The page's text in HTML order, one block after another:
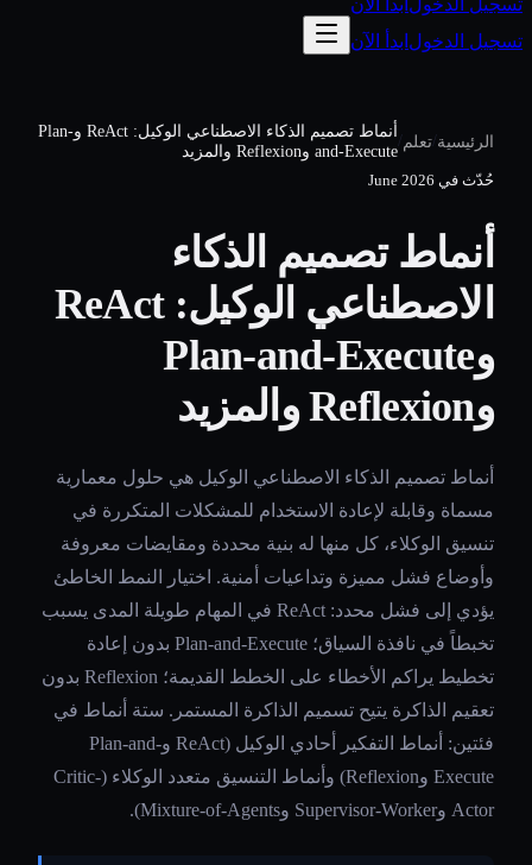
تسجيل الدخول ابدأ الآن
تسجيل الدخول ابدأ الآن
الرئيسية/تعلم /
أنماط تصميم الذكاء الاصطناعي الوكيل: ReAct وPlan-
and-Execute وReflexion والمزيد
حُدّث في June 2026
أنماط تصميم الذكاء
الاصطناعي الوكيل: ReAct
وPlan-and-Execute
وReflexion والمزيد
أنماط تصميم الذكاء الاصطناعي الوكيل هي حلول معمارية
مسماة وقابلة لإعادة الاستخدام للمشكلات المتكررة في
تنسيق الوكلاء، كل منها له بنية محددة ومقايضات معروفة
وأوضاع فشل مميزة وتداعيات أمنية. اختيار النمط الخاطئ
يؤدي إلى فشل محدد: ReAct في المهام طويلة المدى يسبب
تخبطاً في نافذة السياق؛ Plan-and-Execute بدون إعادة
تخطيط يراكم الأخطاء على الخطط القديمة؛ Reflexion بدون
تعقيم الذاكرة يتيح تسميم الذاكرة المستمر. ستة أنماط في
فئتين: أنماط التفكير أحادي الوكيل (ReAct وPlan-and-
Execute وReflexion) وأنماط التنسيق متعدد الوكلاء (Critic-
Actor وSupervisor-Worker وMixture-of-Agents).